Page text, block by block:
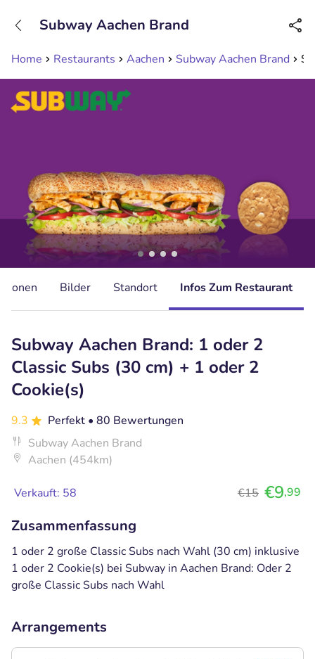
Erreichbar bis 23:00 Uhr
Home Restaurants Aachen Subway Aachen Brand
Subway Aachen Brand
Bilder Standort Infos Zum Restaurant
Subway Aachen Brand: 1 oder 2
Classic Subs (30 cm) + 1 oder 2
Cookie(s)
9.3 Perfekt • 80 Bewertungen
Subway Aachen Brand
Aachen (454km)
Verkauft: 58 €15 €9,99
Zusammenfassung
1 oder 2 große Classic Subs nach Wahl (30 cm) inklusive
1 oder 2 Cookie(s) bei Subway in Aachen Brand: Oder 2
große Classic Subs nach Wahl
Arrangements